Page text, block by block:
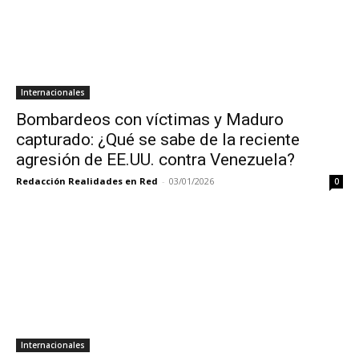
Internacionales
Bombardeos con víctimas y Maduro
capturado: ¿Qué se sabe de la reciente
agresión de EE.UU. contra Venezuela?
Redacción Realidades en Red - 03/01/2026 0
Internacionales